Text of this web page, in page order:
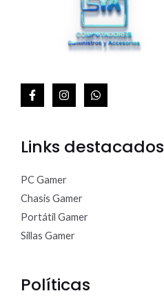
Links destacados
PC Gamer
Chasis Gamer
Portátil Gamer
Sillas Gamer
Políticas